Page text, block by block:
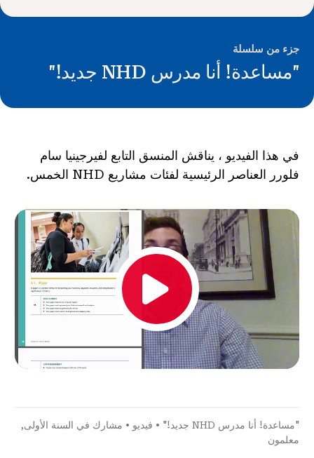
شارك
جزء من سلسلة
"مساعدة! أنا مدرس NHD جديد!"
في هذا الفيديو ، يناقش المنسق التابع لفيرجينيا سام
فلورر العناصر الرئيسية لفئات مشاريع NHD الخمس.
"مساعدة! أنا مدرس NHD جديد!" • فيديو • مشارك في السنة الأولى,
معلمون